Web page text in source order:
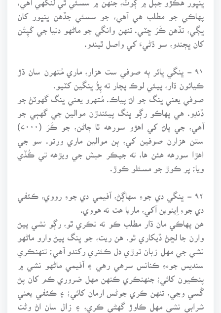
پهاڪي جو مطلب هي آهي، جو سسئي جڏهن ڀنڀور کان
ڀڳي، تڏهن ڪَرَ ڇٽي. تنهن وانگي جو ماڻهو دنيا جي کَپِتَن
کان ڀڄندو، سو ڌڻيءَ کي واصل ٿيندو.
۹۱ - ڀنگي ڀائر ٻه صوفي ست هزار، ماري مُتهرن سان ڌڙ
ڪيائون ڌار، پيئي لوڪ پچار ته پِڙُ ڀنگين کٽيو.
صوفي يعني ڀنگ جو اڻ پياڪ. مُتهرو يعني ڀنگ گهوٽڻ جو
ڏنڊو. هي پهاڪو رڳو ڀنگ پيئندڙن موالين جي گهٻي جو
آهي، جي پاڻ کي اهڙو سورهه ٿا ڄاڻن، جو ڪَرَ (۷۰۰۰)
ستن هزارن صوفين کي، ٻن موالين ماري ورتو. سو جي
اهڙا سورهه هئن ها، ته جيڪر حبش جي ويڙهه تي ڪُڏي
ويا؛ پر ڪوڙ جو مسئلو ڪوڙ.
۹۲ - ڀنگي دي جوءِ سهاڳڻ، آفيمي دي جوءِ رووي، ڪئفي
دي جوءِ اِينوين آکي، ماريا هت نه هووي.
هن پهاڪي مان ڌار مطلب ڪو نه نڪري ٿو، رڳو نشي پيڻ
وارن جا لڇڻ ڏيکاري ٿو. هن ريت، جو ڀنگ پيڻ وارو ماڻهو
نشي جي مهل زبان توڙي دل ڪئنري رکندو آهي؛ تنهنڪري
سنديس جوءءِ ڪنانس سرهي رهي ۽ آفيمي ماڻهو نشي ۾
پنڪيون کائي؛ جنهنڪري ڪنهن مهل ضروري ڪم کان پڻ
گُسي وڃي، تنهن ڪري جوڻس ارمان کائي؛ ۽ ڪئفي يعني
شرابي نشي مهل ڪاوڙ گهڻي ڪري، ۽ زال سان اڻ وڻت